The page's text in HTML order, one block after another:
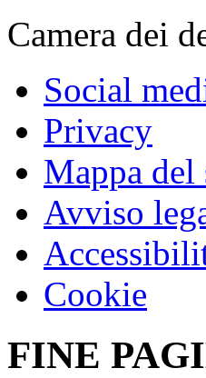
Camera dei
Social
Privacy
Mappa del
Avviso
Cookie
FINE